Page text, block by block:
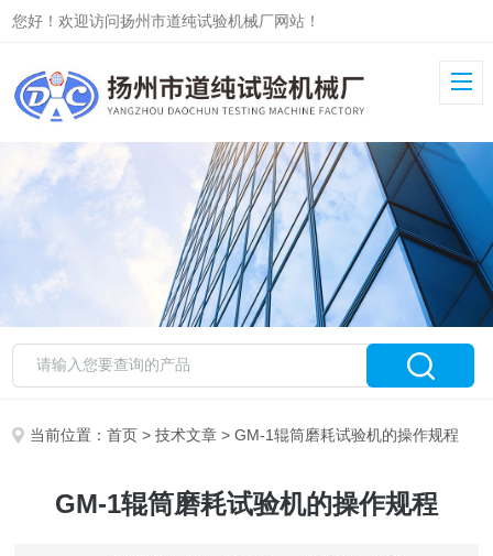
您好！欢迎访问扬州市道纯试验机械厂网站！
当前位置：首页 >技术文章 > GM-1辊筒磨耗试验机的操作规程
GM-1辊筒磨耗试验机的操作规程